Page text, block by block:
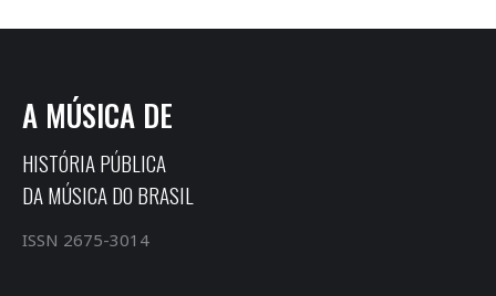
A MÚSICA DE
HISTÓRIA PÚBLICA
DA MÚSICA DO BRASIL
ISSN 2675-3014